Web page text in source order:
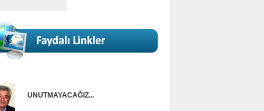
UNUTMAYACAĞIZ...